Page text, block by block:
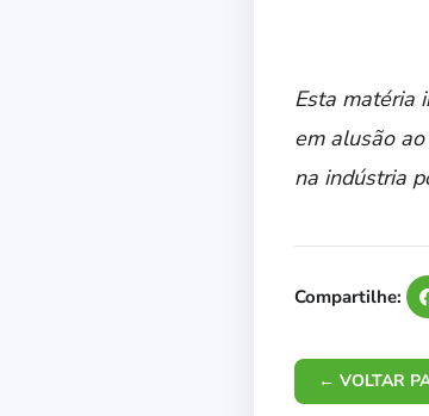
Esta matéria
em alusão
na indústria
Compartilhe:
← VOLTAR